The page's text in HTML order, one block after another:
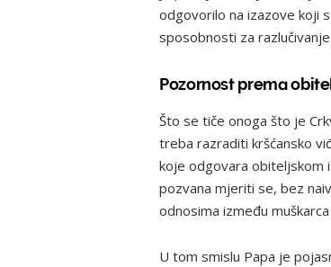
odgovorilo na izazove koji
sposobnosti za
Pozornost prema
Što se tiče onoga što je
treba razraditi kršćansko
koje odgovara obiteljskom
pozvana mjeriti se, bez
odnosima između
U tom smislu Papa je